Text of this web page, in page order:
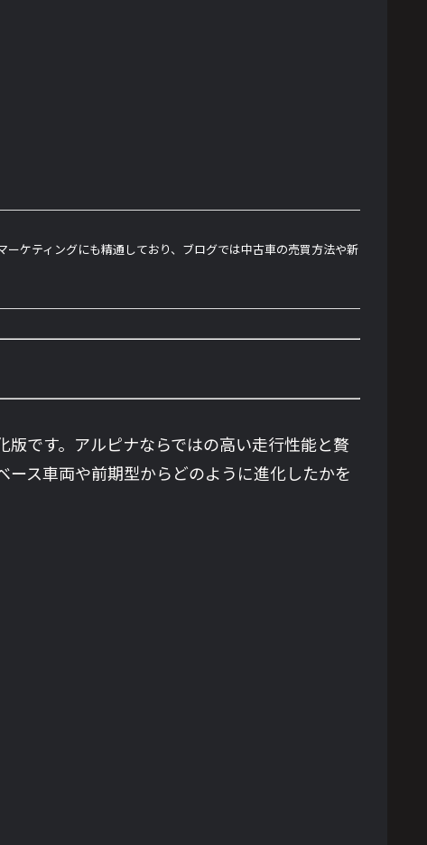
ケティングにも精通しており、ブログでは中古車の売買方法や新
です。アルピナならではの高い走行性能と贅
ス車両や前期型からどのように進化したかを